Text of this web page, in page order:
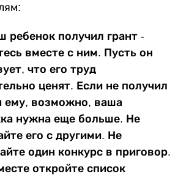
ребенок получил грант -
вместе с ним. Пусть он
что его труд
ценят. Если не получил
ему, возможно, ваша
нужна еще больше. Не
его с другими. Не
один конкурс в приговор.
откройте список